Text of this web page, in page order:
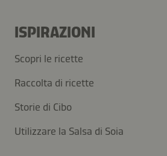
ISPIRAZIONI
Scopri le ricette
Raccolta di ricette
Storie di Cibo
Utilizzare la Salsa di Soia